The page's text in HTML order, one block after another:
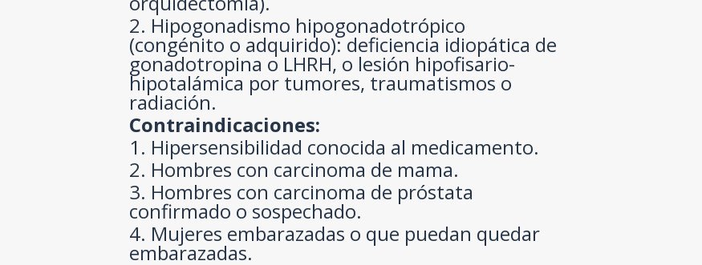
2. Hipogonadismo hipogonadotrópico
(congénito o adquirido): deficiencia idiopática de
gonadotropina o LHRH, o lesión hipofisario-
hipotalámica por tumores, traumatismos o
radiación.
Contraindicaciones:
1. Hipersensibilidad conocida al medicamento.
2. Hombres con carcinoma de mama.
3. Hombres con carcinoma de próstata
confirmado o sospechado.
4. Mujeres embarazadas o que puedan quedar
embarazadas.